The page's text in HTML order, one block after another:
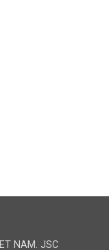
NAM. JSC